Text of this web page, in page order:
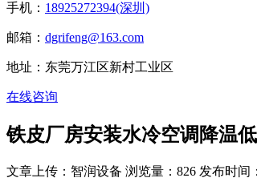
手机： 18925272394(深圳)
邮箱： dgrifeng@163.com
地址：东莞万江区新村工业区
在线咨询
铁皮厂房安装水冷空调降温
文章上传：智润设备 浏览量：826 发布时间